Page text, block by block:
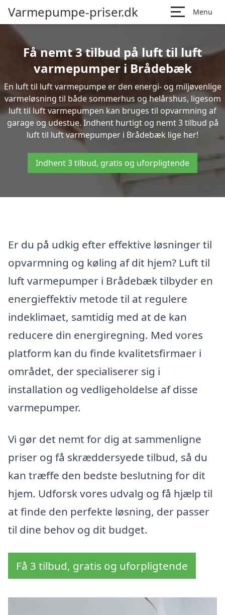
Varmepumpe-priser.dk Menu
Få nemt 3 tilbud på luft til luft
varmepumper i Brådebæk
En luft til luft varmepumpe er den energi- og miljøvenlige
varmeløsning til både sommerhus og helårshus, ligesom
luft til luft varmepumpen kan bruges til opvarmning af
garage og udestue. Indhent hurtigt og nemt 3 tilbud på
luft til luft varmepumper i Brådebæk lige her!
Indhent 3 tilbud, gratis og uforpligtende
Er du på udkig efter effektive løsninger til
opvarmning og køling af dit hjem? Luft til
luft varmepumper i Brådebæk tilbyder en
energieffektiv metode til at regulere
indeklimaet, samtidig med at de kan
reducere din energiregning. Med vores
platform kan du finde kvalitetsfirmaer i
området, der specialiserer sig i
installation og vedligeholdelse af disse
varmepumper.
Vi gør det nemt for dig at sammenligne
priser og få skræddersyede tilbud, så du
kan træffe den bedste beslutning for dit
hjem. Udforsk vores udvalg og få hjælp til
at finde den perfekte løsning, der passer
til dine behov og dit budget.
Få 3 tilbud, gratis og uforpligtende